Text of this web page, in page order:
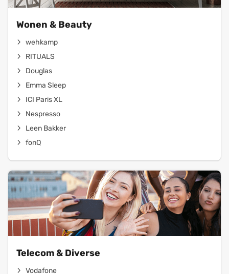
Wonen & Beauty
wehkamp
RITUALS
Douglas
Emma Sleep
ICI Paris XL
Nespresso
Leen Bakker
fonQ
Telecom & Diverse
Vodafone